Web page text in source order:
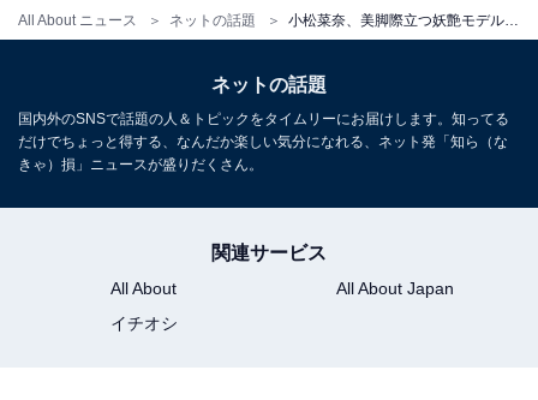
All About ニュース ネットの話題
ネットの話題
国内外のSNSで話題の人＆トピックをタイムリーにお届けします。知ってる
だけでちょっと得する、なんだか楽しい気分になれる、ネット発「知ら（な
きゃ）損」ニュースが盛りだくさん。
関連サービス
All About
All About Japan
イチオシ